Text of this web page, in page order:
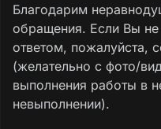
Благодарим
обращения. Если Вы
ответом, пожалуйста,
(желательно с фото/
выполнения работы в
невыполнении).